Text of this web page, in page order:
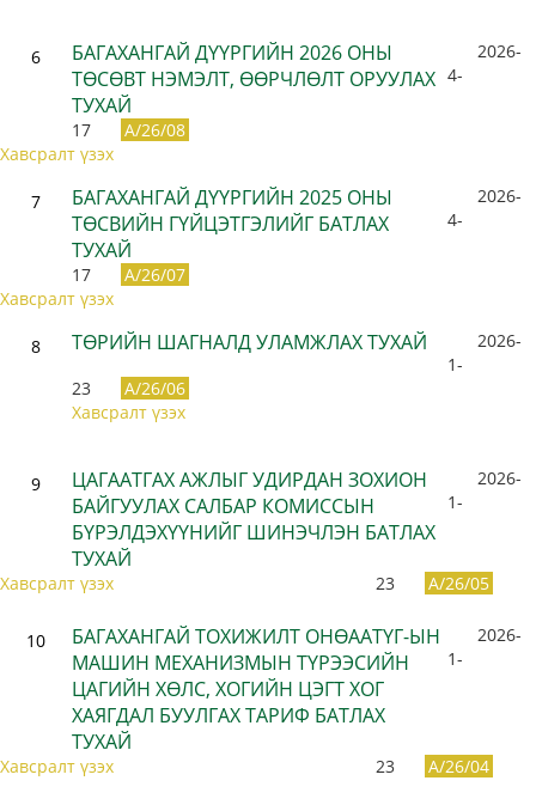
6
БАГАХАНГАЙ ДҮҮРГИЙН 2026 ОНЫ
ТӨСӨВТ НЭМЭЛТ, ӨӨРЧЛӨЛТ ОРУУЛАХ
ТУХАЙ
2026-
4-
17
A/26/08
Хавсралт үзэх
7
БАГАХАНГАЙ ДҮҮРГИЙН 2025 ОНЫ
ТӨСВИЙН ГҮЙЦЭТГЭЛИЙГ БАТЛАХ
ТУХАЙ
2026-
4-
17
A/26/07
Хавсралт үзэх
8 ТӨРИЙН ШАГНАЛД УЛАМЖЛАХ ТУХАЙ
2026-
1-
23
A/26/06
Хавсралт үзэх
9
ЦАГААТГАХ АЖЛЫГ УДИРДАН ЗОХИОН
БАЙГУУЛАХ САЛБАР КОМИССЫН
БҮРЭЛДЭХҮҮНИЙГ ШИНЭЧЛЭН БАТЛАХ
ТУХАЙ
2026-
1-
23 A/26/05
Хавсралт үзэх
10
БАГАХАНГАЙ ТОХИЖИЛТ ОНӨААТҮГ-ЫН
МАШИН МЕХАНИЗМЫН ТҮРЭЭСИЙН
ЦАГИЙН ХӨЛС, ХОГИЙН ЦЭГТ ХОГ
ХАЯГДАЛ БУУЛГАХ ТАРИФ БАТЛАХ
ТУХАЙ
2026-
1-
23 A/26/04
Хавсралт үзэх